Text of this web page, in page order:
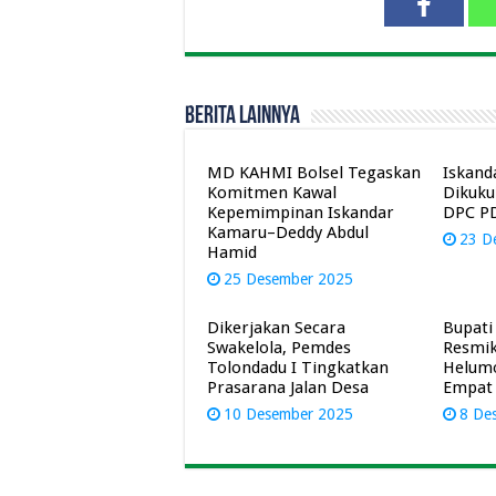
Berita Lainnya
MD KAHMI Bolsel Tegaskan
Komitmen Kawal
Kepemimpinan Iskandar
Kamaru–Deddy Abdul
Hamid
25 Desember 2025
DPC
23
Dikerjakan Secara
Swakelola, Pemdes
Tolondadu I Tingkatkan
Prasarana Jalan Desa
10 Desember 2025 8